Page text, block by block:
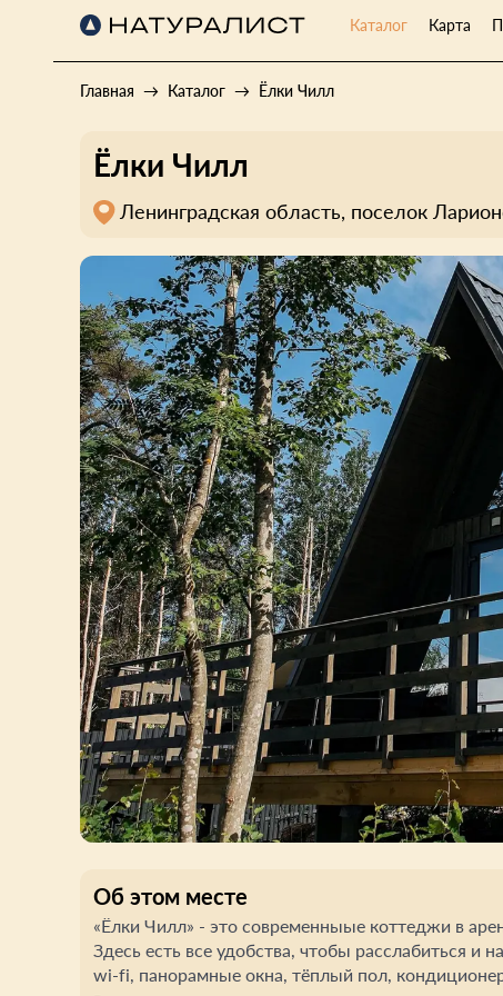
Каталог Карта
Главная Каталог Ёлки Чилл
Ёлки Чилл
Ленинградская область, поселок
Об этом месте
«Ёлки Чилл» - это современныые коттеджи в
Здесь есть все удобства, чтобы расслабиться
wi-fi, панорамные окна, тёплый пол,